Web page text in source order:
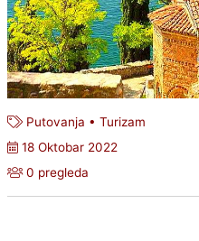
Putovanja • Turizam
18 Oktobar 2022
0 pregleda